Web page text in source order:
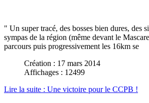
" Un super tracé, des bosses bien dures, des
sympas de la région (même devant le
parcours puis progressivement les 16km se
Création : 17 mars 2014
Affichages : 12499
Lire la suite : Une victoire pour le CCPB !